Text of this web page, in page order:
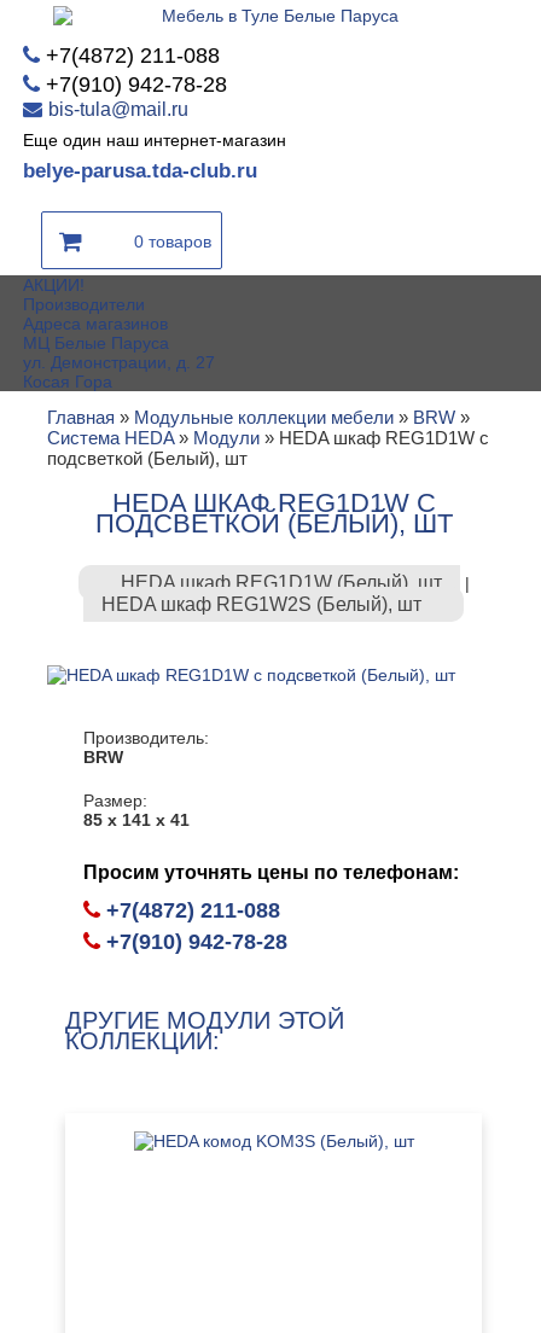
+7(4872) 211-088
+7(910) 942-78-28
bis-tula@mail.ru
Еще один наш интернет-магазин
belye-parusa.tda-club.ru
0 товаров
АКЦИИ!
Производители
Адреса магазинов
МЦ Белые Паруса
ул. Демонстрации, д. 27
Косая Гора
Главная » Модульные коллекции мебели » BRW »
Система HEDA» Модули » HEDA шкаф REG1D1W с
подсветкой (Белый), шт
HEDA ШКАФ REG1D1W С
ПОДСВЕТКОЙ (БЕЛЫЙ), ШТ
HEDA шкаф REG1D1W (Белый), шт |
HEDA шкаф REG1W2S (Белый), шт
Производитель:
BRW
Размер:
85 х 141 х 41
Просим уточнять цены по телефонам:
+7(4872) 211-088
+7(910) 942-78-28
ДРУГИЕ МОДУЛИ ЭТОЙ
КОЛЛЕКЦИИ: